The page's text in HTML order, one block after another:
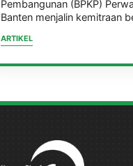
Pembangunan (BPKP)
Banten menjalin kemitraan
ARTIKEL